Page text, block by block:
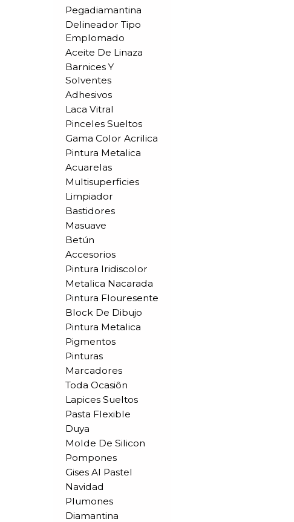
Pegadiamantina
Delineador Tipo
Emplomado
Aceite De Linaza
Barnices Y
Solventes
Adhesivos
Laca Vitral
Pinceles Sueltos
Gama Color Acrilica
Pintura Metalica
Acuarelas
Multisuperficies
Limpiador
Bastidores
Masuave
Betún
Accesorios
Pintura Iridiscolor
Metalica Nacarada
Pintura Flouresente
Block De Dibujo
Pintura Metalica
Pigmentos
Pinturas
Marcadores
Toda Ocasiôn
Lapices Sueltos
Pasta Flexible
Duya
Molde De Silicon
Pompones
Gises Al Pastel
Navidad
Plumones
Diamantina